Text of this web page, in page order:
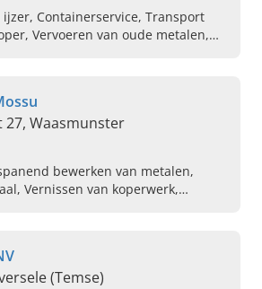
Containerservice, Transport
Vervoeren van oude metalen,
Waasmunster
bewerken van metalen,
Vernissen van koperwerk,
(Temse)